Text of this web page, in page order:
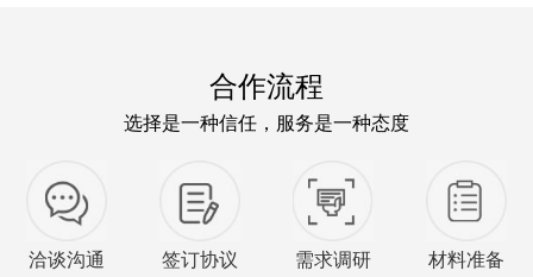
合作流程
选择是一种信任，服务是一种态度
洽谈沟通 签订协议 需求调研 材料准备